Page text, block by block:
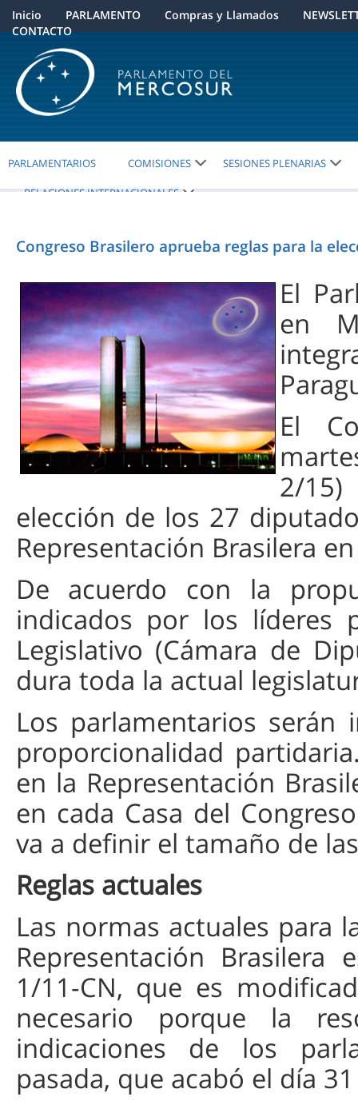
Inicio PARLAMENTO Compras y Llamados
CONTACTO
PARLAMENTARIOS COMISIONES SESIONES PLENARIAS
RELACIONES INTERNACIONALES
Congreso Brasilero aprueba reglas para la
El
en
El
2/
elección de los 27
Representación Brasilera
De acuerdo con la
indicados por los líderes
Legislativo (Cámara de
dura toda la actual
Los parlamentarios
proporcionalidad
en la Representación
en cada Casa del
va a definir el tamaño de
Reglas actuales
Las normas actuales para
Representación Brasilera
1/11-CN, que es
necesario porque la
indicaciones de los
pasada, que acabó el día